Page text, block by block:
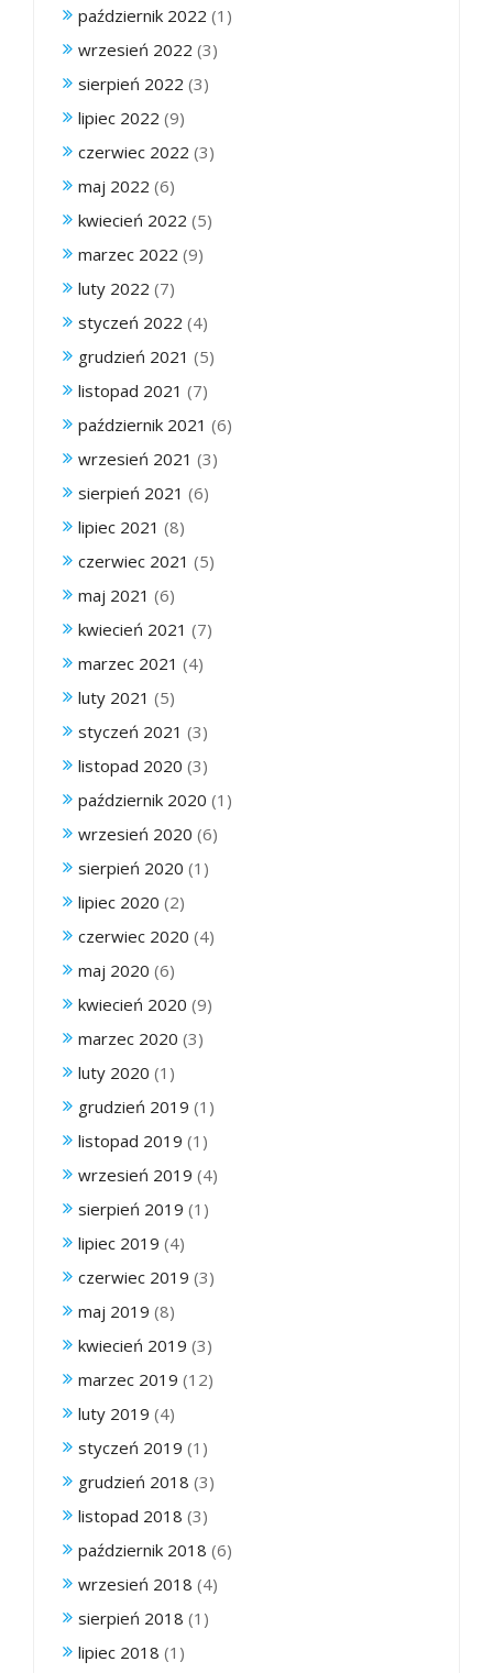
październik 2022 (1)
wrzesień 2022 (3)
sierpień 2022 (3)
lipiec 2022 (9)
czerwiec 2022 (3)
maj 2022 (6)
kwiecień 2022 (5)
marzec 2022 (9)
luty 2022 (7)
styczeń 2022 (4)
grudzień 2021 (5)
listopad 2021 (7)
październik 2021 (6)
wrzesień 2021 (3)
sierpień 2021 (6)
lipiec 2021 (8)
czerwiec 2021 (5)
maj 2021 (6)
kwiecień 2021 (7)
marzec 2021 (4)
luty 2021 (5)
styczeń 2021 (3)
listopad 2020 (3)
październik 2020 (1)
wrzesień 2020 (6)
sierpień 2020 (1)
lipiec 2020 (2)
czerwiec 2020 (4)
maj 2020 (6)
kwiecień 2020 (9)
marzec 2020 (3)
luty 2020 (1)
grudzień 2019 (1)
listopad 2019 (1)
wrzesień 2019 (4)
sierpień 2019 (1)
lipiec 2019 (4)
czerwiec 2019 (3)
maj 2019 (8)
kwiecień 2019 (3)
marzec 2019 (12)
luty 2019 (4)
styczeń 2019 (1)
grudzień 2018 (3)
listopad 2018 (3)
październik 2018 (6)
wrzesień 2018 (4)
sierpień 2018 (1)
lipiec 2018 (1)